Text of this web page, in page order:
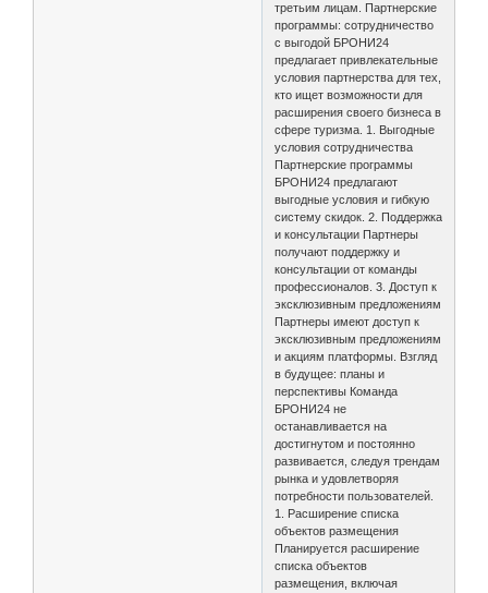
третьим лицам. Партнерские
программы: сотрудничество
с выгодой БРОНИ24
предлагает привлекательные
условия партнерства для тех,
кто ищет возможности для
расширения своего бизнеса в
сфере туризма. 1. Выгодные
условия сотрудничества
Партнерские программы
БРОНИ24 предлагают
выгодные условия и гибкую
систему скидок. 2. Поддержка
и консультации Партнеры
получают поддержку и
консультации от команды
профессионалов. 3. Доступ к
эксклюзивным предложениям
Партнеры имеют доступ к
эксклюзивным предложениям
и акциям платформы. Взгляд
в будущее: планы и
перспективы Команда
БРОНИ24 не
останавливается на
достигнутом и постоянно
развивается, следуя трендам
рынка и удовлетворяя
потребности пользователей.
1. Расширение списка
объектов размещения
Планируется расширение
списка объектов
размещения, включая